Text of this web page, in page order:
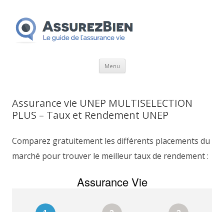
Menu Aller
Assurance vie UNEP MULTISELECTION
PLUS – Taux et Rendement UNEP
Comparez gratuitement les différents placements du
marché pour trouver le meilleur taux de rendement :